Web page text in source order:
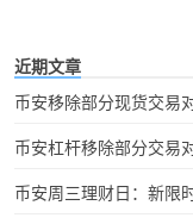
近期文章
币安移除部分现货交易
币安杠杆移除部分交易
币安周三理财日：新限